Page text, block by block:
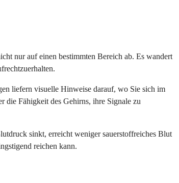
nur auf einen bestimmten Bereich ab. Es wandert
liefern visuelle Hinweise darauf, wo Sie sich im
die Fähigkeit des Gehirns, ihre Signale zu
sinkt, erreicht weniger sauerstoffreiches Blut
reichen kann.